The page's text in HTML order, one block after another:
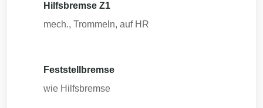
Hilfsbremse Z1
mech., Trommeln, auf HR
Feststellbremse
wie Hilfsbremse